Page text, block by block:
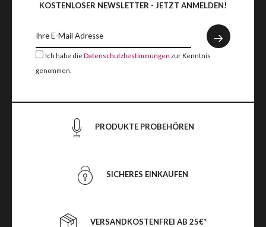
KOSTENLOSER NEWSLETTER - JETZT ANMELDEN!
Ich habe die Datenschutzbestimmungen zur Kenntnis
genommen.
PRODUKTE PROBEHÖREN
SICHERES EINKAUFEN
VERSANDKOSTENFREI AB 25€*